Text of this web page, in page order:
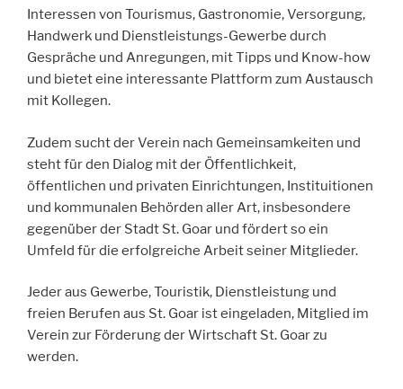
Interessen von Tourismus, Gastronomie, Versorgung,
Handwerk und Dienstleistungs-Gewerbe durch
Gespräche und Anregungen, mit Tipps und Know-how
und bietet eine interessante Plattform zum Austausch
mit Kollegen.
Zudem sucht der Verein nach Gemeinsamkeiten und
steht für den Dialog mit der Öffentlichkeit,
öffentlichen und privaten Einrichtungen, Instituitionen
und kommunalen Behörden aller Art, insbesondere
gegenüber der Stadt St. Goar und fördert so ein
Umfeld für die erfolgreiche Arbeit seiner Mitglieder.
Jeder aus Gewerbe, Touristik, Dienstleistung und
freien Berufen aus St. Goar ist eingeladen, Mitglied im
Verein zur Förderung der Wirtschaft St. Goar zu
werden.